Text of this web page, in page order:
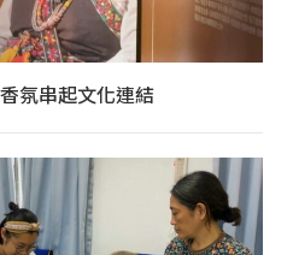
氛串起文化連結